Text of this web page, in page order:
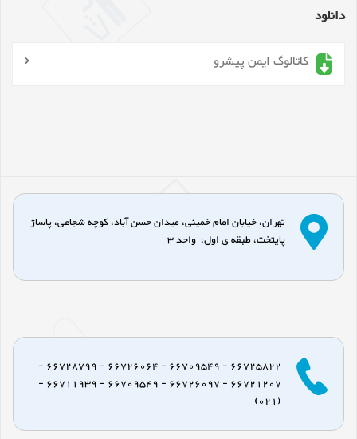
دانلود
کاتالوگ ایمن پیشرو
تهران، خیابان امام خمینی، میدان حسن آباد، کوچه شجاعی، پاساژ
پایتخت، طبقه ی اول، واحد 3
66725822 - 66709549 - 66726064 - 66728799 -
66721207 - 66726097 - 66709549 - 66711939 -